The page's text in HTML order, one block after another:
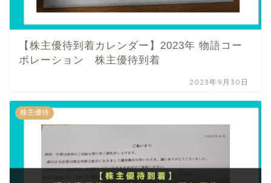
【株主優待到着カレンダー】2023年 物語コー
ポレーション 株主優待到着
2023年9月30日
株主優待